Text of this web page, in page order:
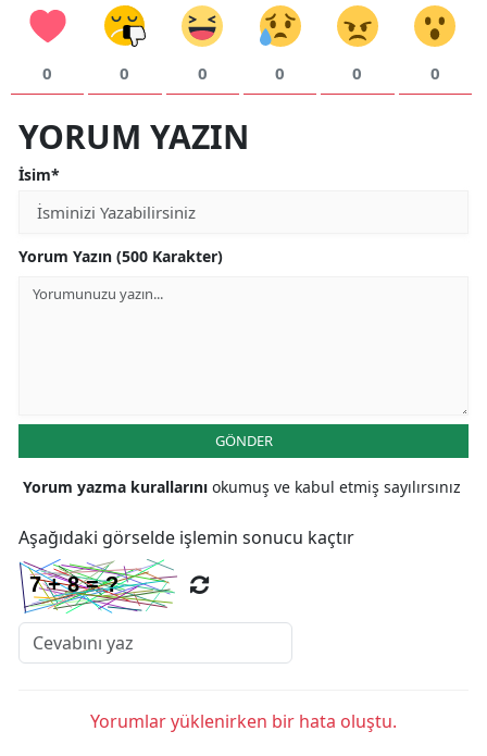
0 0 0 0 0 0
YORUM YAZIN
İsim*
Yorum Yazın (500 Karakter)
GÖNDER
Yorum yazma kurallarını okumuş ve kabul etmiş sayılırsınız
Aşağıdaki görselde işlemin sonucu kaçtır
Yorumlar yüklenirken bir hata oluştu.